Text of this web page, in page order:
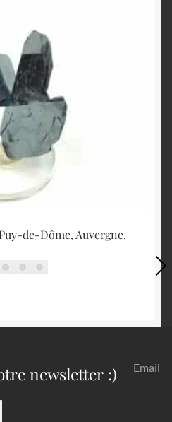
de-Dôme, Auvergne.
newsletter :) Email